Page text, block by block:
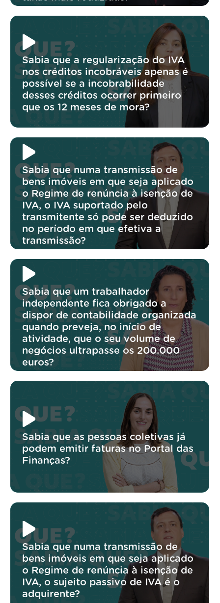
Sabia que a regularização do IVA
nos créditos incobráveis apenas é
possível se a incobrabilidade
desses créditos ocorrer primeiro
que os 12 meses de mora?
Sabia que numa transmissão de
bens imóveis em que seja aplicado
o Regime de renúncia à isenção de
IVA, o IVA suportado pelo
transmitente só pode ser deduzido
no período em que efetiva a
transmissão?
Sabia que um trabalhador
independente fica obrigado a
dispor de contabilidade organizada
quando preveja, no início de
atividade, que o seu volume de
negócios ultrapasse os 200.000
euros?
Sabia que as pessoas coletivas já
podem emitir faturas no Portal das
Finanças?
Sabia que numa transmissão de
bens imóveis em que seja aplicado
o Regime de renúncia à isenção de
IVA, o sujeito passivo de IVA é o
adquirente?